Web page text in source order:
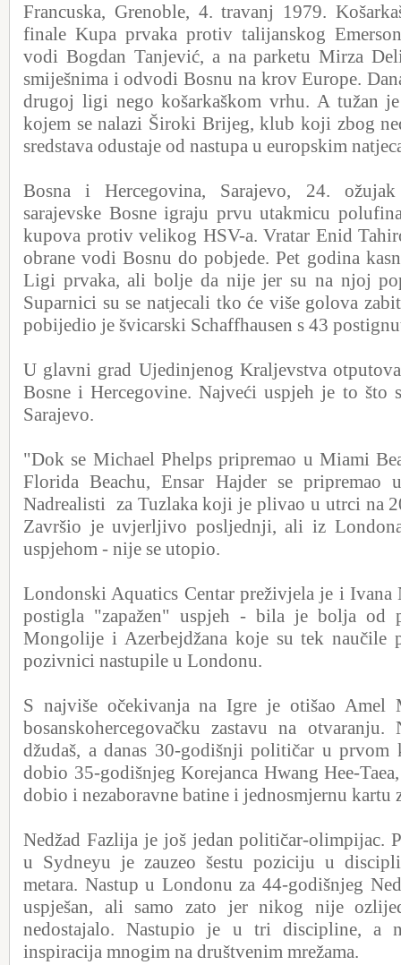
Francuska, Grenoble, 4. travanj 1979.
finale Kupa prvaka protiv talijanskog
vodi Bogdan Tanjević, a na parketu Mirza
smiješnima i odvodi Bosnu na krov Europe.
drugoj ligi nego košarkaškom vrhu. A tužan
kojem se nalazi Široki Brijeg, klub koji zbog
sredstava odustaje od nastupa u europskim
Bosna i Hercegovina, Sarajevo, 24.
sarajevske Bosne igraju prvu utakmicu
kupova protiv velikog HSV-a. Vratar Enid
obrane vodi Bosnu do pobjede. Pet godina
Ligi prvaka, ali bolje da nije jer su na njoj
Suparnici su se natjecali tko će više golova
pobijedio je švicarski Schaffhausen s 43
U glavni grad Ujedinjenog Kraljevstva
Bosne i Hercegovine. Najveći uspjeh je to što
Sarajevo.
"Dok se Michael Phelps pripremao u Miami
Florida Beachu, Ensar Hajder se
Nadrealisti za Tuzlaka koji je plivao u utrci na
Završio je uvjerljivo posljednji, ali iz
uspjehom - nije se utopio.
Londonski Aquatics Centar preživjela je i
postigla "zapažen" uspjeh - bila je bolja od
Mongolije i Azerbejdžana koje su tek naučile
pozivnici nastupile u Londonu.
S najviše očekivanja na Igre je otišao
bosanskohercegovačku zastavu na otvaranju.
džudaš, a danas 30-godišnji političar u prvom
dobio 35-godišnjeg Korejanca Hwang Hee-
dobio i nezaboravne batine i jednosmjernu kartu
Nedžad Fazlija je još jedan političar-olimpijac.
u Sydneyu je zauzeo šestu poziciju u
metara. Nastup u Londonu za 44-godišnjeg
uspješan, ali samo zato jer nikog nije
nedostajalo. Nastupio je u tri discipline,
inspiracija mnogim na društvenim mrežama.